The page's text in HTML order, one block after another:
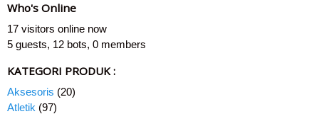
Who's Online
17 visitors online now
5 guests, 12 bots, 0 members
KATEGORI PRODUK :
Aksesoris (20)
Atletik (97)